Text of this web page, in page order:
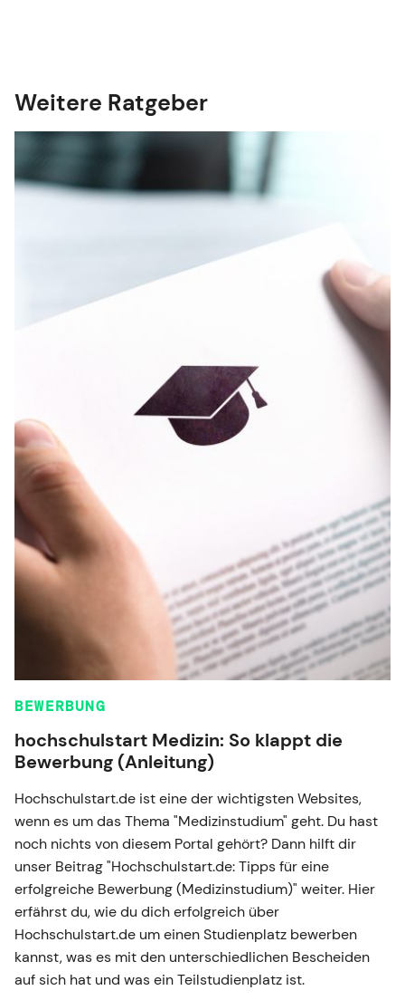
Weitere Ratgeber
BEWERBUNG
hochschulstart Medizin: So klappt die
Bewerbung (Anleitung)
Hochschulstart.de ist eine der wichtigsten Websites,
wenn es um das Thema "Medizinstudium" geht. Du hast
noch nichts von diesem Portal gehört? Dann hilft dir
unser Beitrag "Hochschulstart.de: Tipps für eine
erfolgreiche Bewerbung (Medizinstudium)" weiter. Hier
erfährst du, wie du dich erfolgreich über
Hochschulstart.de um einen Studienplatz bewerben
kannst, was es mit den unterschiedlichen Bescheiden
auf sich hat und was ein Teilstudienplatz ist.